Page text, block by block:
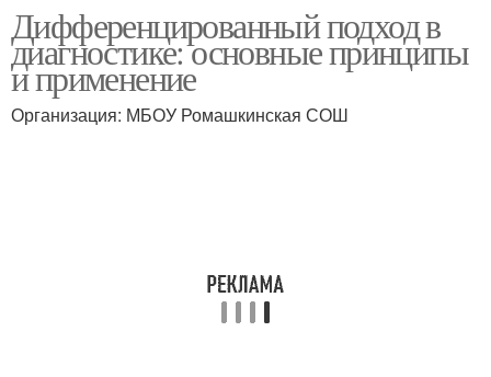
Дифференцированный подход в
диагностике: основные принципы
и применение
Организация: МБОУ Ромашкинская СОШ